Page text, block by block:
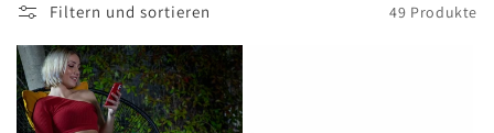
e
g
o
Filtern und sortieren 49 Produkte